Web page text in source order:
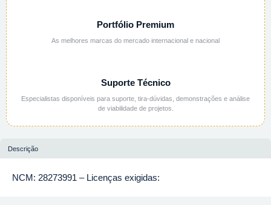
Portfólio Premium
As melhores marcas do mercado internacional e nacional
Suporte Técnico
Especialistas disponíveis para suporte, tira-dúvidas, demonstrações e análise
de viabilidade de projetos.
Descrição
NCM: 28273991 – Licenças exigidas: